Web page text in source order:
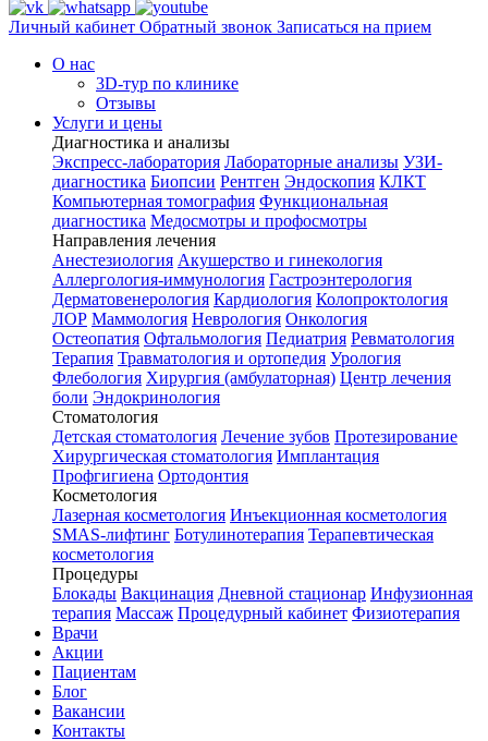
Личный кабинет Обратный звонок Записаться на прием
О нас
3D-тур по клинике
Отзывы
Услуги и цены
Диагностика и анализы
Экспресс-лаборатория Лабораторные анализы УЗИ-
диагностика Биопсии Рентген Эндоскопия КЛКТ
Компьютерная томография Функциональная
диагностика Медосмотры и профосмотры
Направления лечения
Анестезиология Акушерство и гинекология
Аллергология-иммунология Гастроэнтерология
Дерматовенерология Кардиология Колопроктология
ЛОР Маммология Неврология Онкология
Остеопатия Офтальмология Педиатрия Ревматология
Терапия Травматология и ортопедия Урология
Флебология Хирургия (амбулаторная) Центр лечения
боли Эндокринология
Стоматология
Детская стоматология Лечение зубов Протезирование
Хирургическая стоматология Имплантация
Профгигиена Ортодонтия
Косметология
Лазерная косметология Инъекционная косметология
SMAS-лифтинг Ботулинотерапия Терапевтическая
косметология
Процедуры
Блокады Вакцинация Дневной стационар Инфузионная
терапия Массаж Процедурный кабинет Физиотерапия
Врачи
Акции
Пациентам
Блог
Вакансии
Контакты